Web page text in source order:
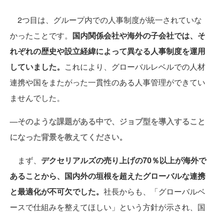
2つ目は、グループ内での人事制度が統一されていな
かったことです。 国内関係会社や海外の子会社では、そ
れぞれの歴史や設立経緯によって異なる人事制度を運用
していました。 これにより、グローバルレベルでの人材
連携や国をまたがった一貫性のある人事管理ができてい
ませんでした。
―そのような課題がある中で、ジョブ型を導入すること
になった背景を教えてください。
まず、 デクセリアルズの売り上げの70％以上が海外で
あることから、国内外の垣根を超えたグローバルな連携
と最適化が不可欠でした。 社長からも、「グローバルベ
ースで仕組みを整えてほしい」という方針が示され、国